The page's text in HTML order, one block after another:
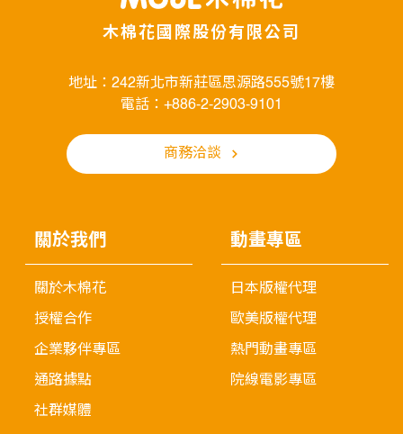
木棉花國際股份有限公司
地址：242新北市新莊區思源路555號17樓
電話：+886-2-2903-9101
商務洽談
關於我們
關於木棉花
授權合作
企業夥伴專區
通路據點
社群媒體
動畫專區
日本版權代理
歐美版權代理
熱門動畫專區
院線電影專區